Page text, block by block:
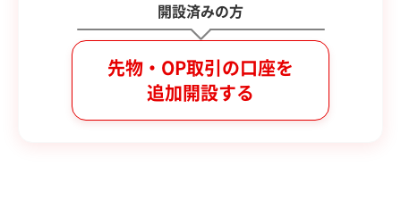
開設済みの方
先物・OP取引の口座を
追加開設する